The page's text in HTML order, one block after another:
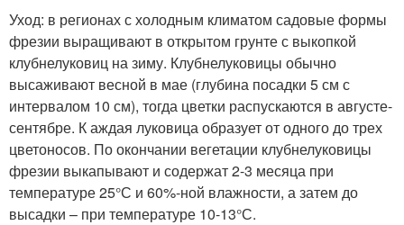
Уход: в регионах с холодным климатом садовые формы
фрезии выращивают в открытом грунте с выкопкой
клубнелуковиц на зиму. Клубнелуковицы обычно
высаживают весной в мае (глубина посадки 5 см с
интервалом 10 см), тогда цветки распускаются в августе-
сентябре. К аждая луковица образует от одного до трех
цветоносов. По окончании вегетации клубнелуковицы
фрезии выкапывают и содержат 2-3 месяца при
температуре 25°С и 60%-ной влажности, а затем до
высадки – при температуре 10-13°С.